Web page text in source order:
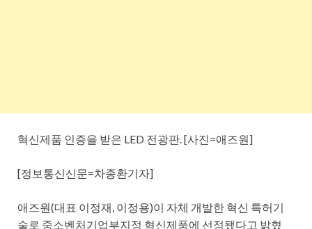
혁신제품 인증을 받은 LED 전광판. [사진=애즈원]
[정보통신신문=차종환기자]
애즈원(대표 이정재, 이정용)이 자체 개발한 혁신 특허기
술로 중소벤처기업부지정 혁신제품에 선정됐다고 밝혔